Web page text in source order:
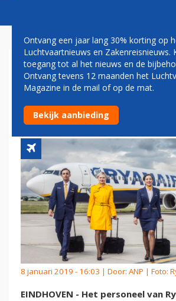
UWV: RYANAIR MAG
PERSONEEL OP
AIRPORT NIET
8 januari 2019 - 16:03 | Door: ANP | Foto:
EINDHOVEN - Het personeel van
Ontvang een jaar lang 30% korting op
Luchtvaartnieuws en Zakenreisnieuws.
toegang tot al het nieuws en de
Ontvang tevens 12 maanden het
Magazine in de mail of op de mat.
Bekijk aanbieding